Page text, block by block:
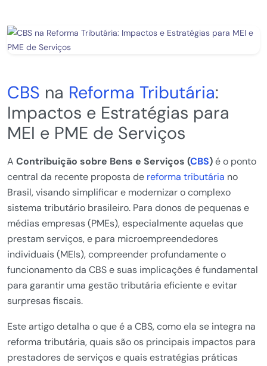
CBS na Reforma Tributária:
Impactos e Estratégias para
MEI e PME de Serviços
A Contribuição sobre Bens e Serviços (CBS)é o ponto
central da recente proposta de reforma tributária no
Brasil, visando simplificar e modernizar o complexo
sistema tributário brasileiro. Para donos de pequenas e
médias empresas (PMEs), especialmente aquelas que
prestam serviços, e para microempreendedores
individuais (MEIs), compreender profundamente o
funcionamento da CBS e suas implicações é fundamental
para garantir uma gestão tributária eficiente e evitar
surpresas fiscais.
Este artigo detalha o que é a CBS, como ela se integra na
reforma tributária, quais são os principais impactos para
prestadores de serviços e quais estratégias práticas